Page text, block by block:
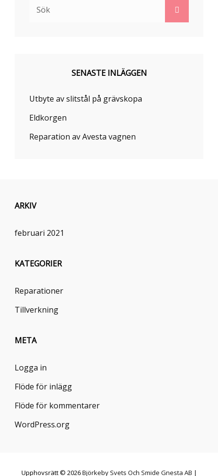
SENASTE INLÄGGEN
Utbyte av slitstål på grävskopa
Eldkorgen
Reparation av Avesta vagnen
ARKIV
februari 2021
KATEGORIER
Reparationer
Tillverkning
META
Logga in
Flöde för inlägg
Flöde för kommentarer
WordPress.org
Upphovsrätt © 2026Björkeby Svets Och Smide Gnesta AB |